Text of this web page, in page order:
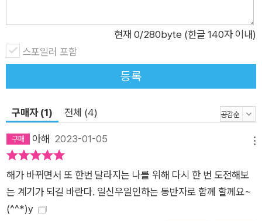
사인 토드 헨리는 각종 분야에서 대단한 성과를 내고 있는 수많은
프로들과 수십 년간 일하며 한 가지 결론을 내렸다. 다양한 문제
를 해결해내는 창의력은, 매일 자신만의 방법으로 꾸준히 단련할
때 가장 크게 성장한다는 사실이다. 리더와 기업 컨설팅, 대규모
기 팟캐스트 등을 통해 많은 이의 가능성에 날개를 달아준 저자는
이 깨달음으로 한 걸음 더 나아갔다. 누구나 쉽게 실천할 수 있는
훈련법을 책으로 펴낸 것이다. 이 책에는 개인의 열정과 영감부터
리더십, 협업능력, 인생의 목적의식까지 성공적으로 살고 일하기
위해 필요한 모든 테마가 365가지의 글과 질문으로 구성돼 있다.
각 한 장 분량의 짧은 에세이에는 저자가 그간 만나고 연구해온
현재 0/280byte (한글 140자 이내)
스포일러 포함
등록
구매자 (1) 전체 (4)
아해 2023-01-05
해가 바뀌면서 또 한번 달라지는 나를 위해 다시 한 번 도전해보
는 계기가 되길 바란다. 일신우일인하는 동반자로 함께 할께요~
(^^*)y